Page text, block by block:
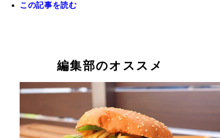
この記事を読む
編集部のオススメ